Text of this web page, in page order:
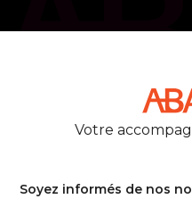
Votre
Soyez informés de nos